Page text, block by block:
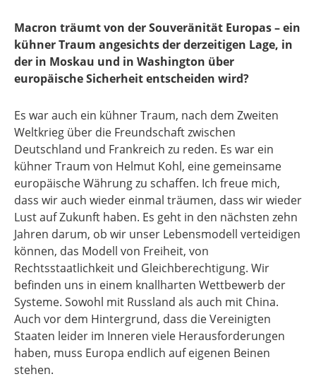
Macron träumt von der Souveränität Europas – ein
kühner Traum angesichts der derzeitigen Lage, in
der in Moskau und in Washington über
europäische Sicherheit entscheiden wird?
Es war auch ein kühner Traum, nach dem Zweiten
Weltkrieg über die Freundschaft zwischen
Deutschland und Frankreich zu reden. Es war ein
kühner Traum von Helmut Kohl, eine gemeinsame
europäische Währung zu schaffen. Ich freue mich,
dass wir auch wieder einmal träumen, dass wir wieder
Lust auf Zukunft haben. Es geht in den nächsten zehn
Jahren darum, ob wir unser Lebensmodell verteidigen
können, das Modell von Freiheit, von
Rechtsstaatlichkeit und Gleichberechtigung. Wir
befinden uns in einem knallharten Wettbewerb der
Systeme. Sowohl mit Russland als auch mit China.
Auch vor dem Hintergrund, dass die Vereinigten
Staaten leider im Inneren viele Herausforderungen
haben, muss Europa endlich auf eigenen Beinen
stehen.